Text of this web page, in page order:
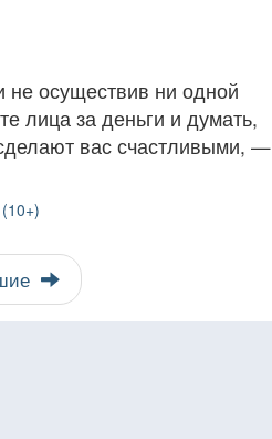
не осуществив ни одной
лица за деньги и думать,
вас счастливыми, —